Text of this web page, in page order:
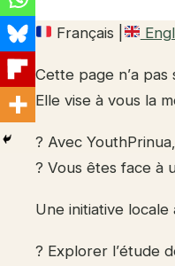
Français |
Cette page n’a
Elle vise à vous la
? Avec
? Vous êtes face à
Une initiative locale
? Explorer l’étude